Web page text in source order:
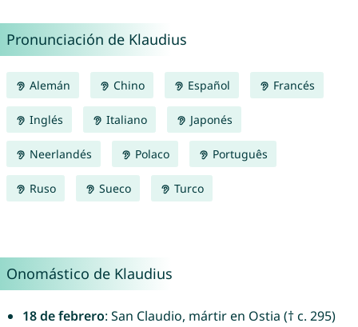
Pronunciación de Klaudius
Alemán Chino Español Francés
Inglés Italiano Japonés
Neerlandés Polaco Português
Ruso Sueco Turco
Onomástico de Klaudius
18 de febrero: San Claudio, mártir en Ostia († c. 295)